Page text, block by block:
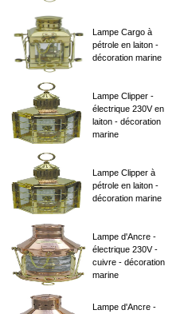
Lampe Cargo à
pétrole en laiton -
décoration marine
Lampe Clipper -
électrique 230V en
laiton - décoration
marine
Lampe Clipper à
pétrole en laiton -
décoration marine
Lampe d'Ancre -
électrique 230V -
cuivre - décoration
marine
Lampe d'Ancre -